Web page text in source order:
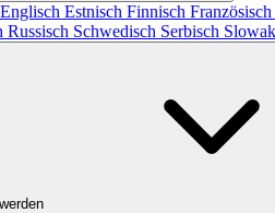
Englisch Estnisch Finnisch Französisch
Russisch Schwedisch Serbisch